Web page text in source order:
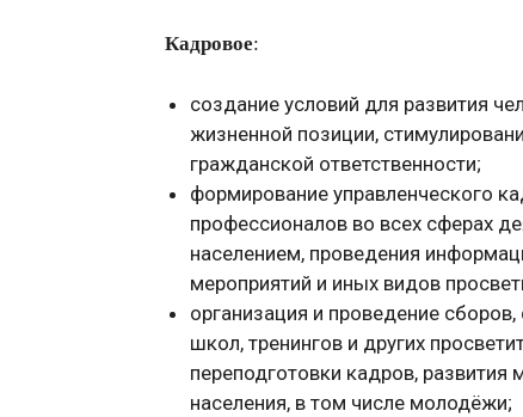
Кадровое:
создание условий для развития
жизненной позиции,
гражданской ответственности;
формирование управленческого
профессионалов во всех сферах
населением, проведения
мероприятий и иных видов
организация и проведение
школ, тренингов и других
переподготовки кадров,
населения, в том числе молодёжи;